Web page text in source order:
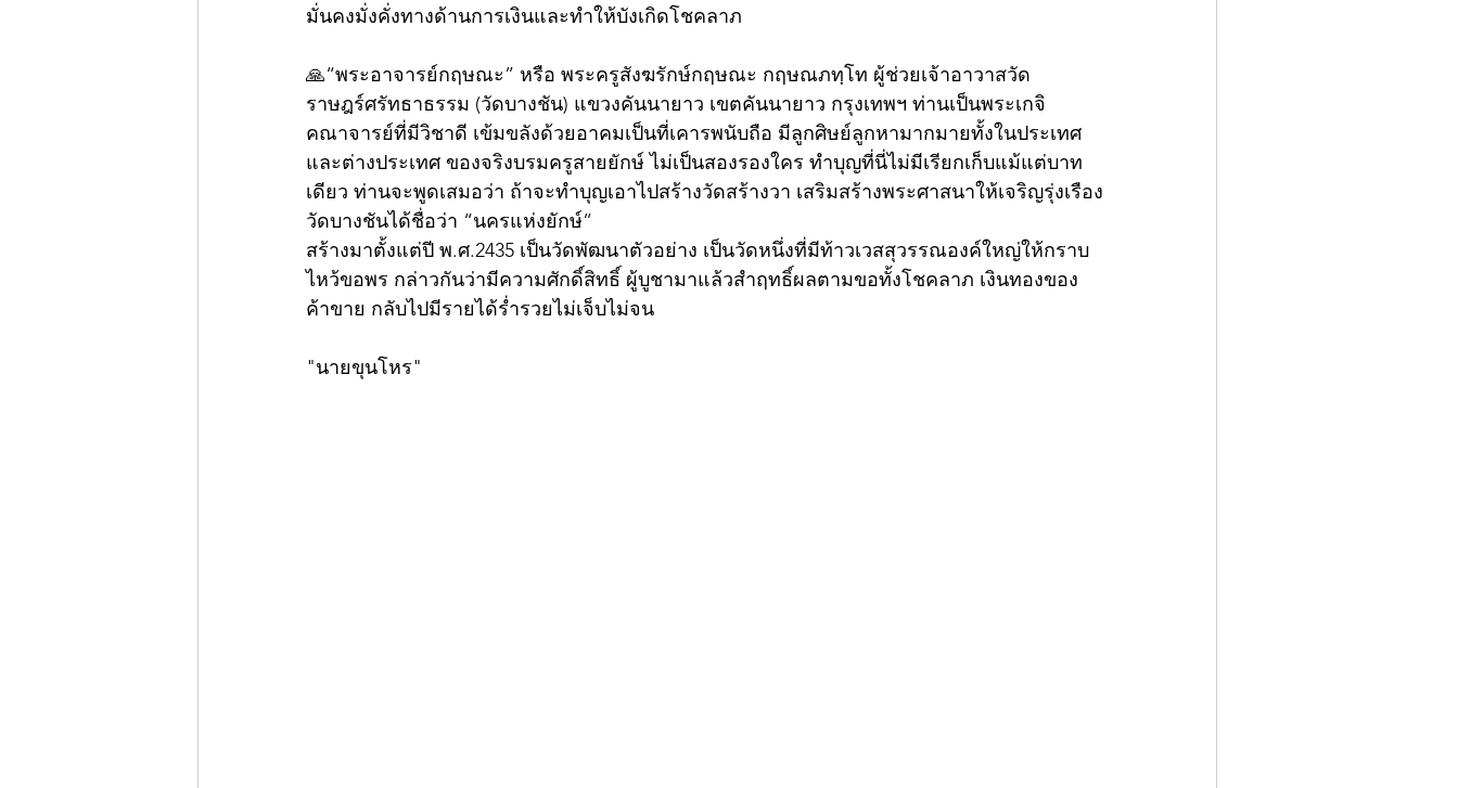
มั่นคงมั่งคั่งทางด้านการเงินและทำให้บังเกิดโชคลาภ
🙏“พระอาจารย์กฤษณะ” หรือ พระครูสังฆรักษ์กฤษณะ กฤษณภทฺโท ผู้ช่วยเจ้าอาวาสวัด
ราษฎร์ศรัทธาธรรม (วัดบางชัน) แขวงคันนายาว เขตคันนายาว กรุงเทพฯ ท่านเป็นพระเกจิ
คณาจารย์ที่มีวิชาดี เข้มขลังด้วยอาคมเป็นที่เคารพนับถือ มีลูกศิษย์ลูกหามากมายทั้งในประเทศ
และต่างประเทศ ของจริงบรมครูสายยักษ์ ไม่เป็นสองรองใคร ทำบุญที่นี่ไม่มีเรียกเก็บแม้แต่บาท
เดียว ท่านจะพูดเสมอว่า ถ้าจะทำบุญเอาไปสร้างวัดสร้างวา เสริมสร้างพระศาสนาให้เจริญรุ่งเรือง
วัดบางชันได้ชื่อว่า “นครแห่งยักษ์”
สร้างมาตั้งแต่ปี พ.ศ.2435 เป็นวัดพัฒนาตัวอย่าง เป็นวัดหนึ่งที่มีท้าวเวสสุวรรณองค์ใหญ่ให้กราบ
ไหว้ขอพร กล่าวกันว่ามีความศักดิ์สิทธิ์ ผู้บูชามาแล้วสำฤทธิ์ผลตามขอทั้งโชคลาภ เงินทองของ
ค้าขาย กลับไปมีรายได้ร่ำรวยไม่เจ็บไม่จน
"นายขุนโหร"